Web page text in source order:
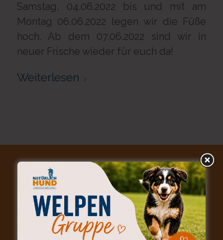
Samstag, 04.06.2022 bis und mit am
Montag 06.06.2022 legen wir die Füße
hoch. Ab dem 07.06.2022 sind wir in
neuer Frische wieder für euch da!
Weiterlesen
KONTAKT (POSTANSCHRIFT)